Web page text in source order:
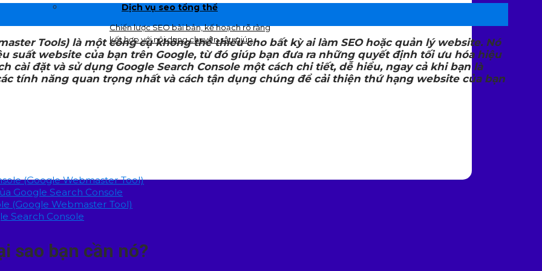
cận với sản phẩm và dịch vụ của doanh
nghiệp
Dịch vụ seo tổng thể
Chiến lược SEO bài bản, kế hoạch rõ ràng
kết hợp với nội dung chuyên sâu giúp
khách hàng dễ dàng tìm kiếm được
website và các kênh truyền thông của
doanh nghiệp.
Tools) là một công cụ không thể thiếu cho bất kỳ ai làm SEO hoặc quản lý website. Nó
suất website của bạn trên Google, từ đó giúp bạn đưa ra những quyết định tối ưu hóa hiệu
cài đặt và sử dụng Google Search Console một cách chi tiết, dễ hiểu, ngay cả khi bạn là
tính năng quan trọng nhất và cách tận dụng chúng để cải thiện thứ hạng website của bạn
(Google Webmaster Tool)
Google Search Console
(Google Webmaster Tool)
Search Console
sao bạn cần nó?